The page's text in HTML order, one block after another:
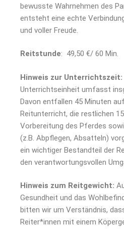
bewusste Wahrnehmen des
entsteht eine echte
und voller Freude.
Reitstunde: 49,50 €/ 60 Min.
Hinweis zur Unterrichtszeit:
Unterrichtseinheit umfasst
Davon entfallen 45 Minuten
Reitunterricht, die restlichen
Vorbereitung des Pferdes
(z.B. Abpflegen, Absatteln)
ein wichtiger Bestandteil der
den verantwortungsvollen
Hinweis zum Reitgewicht:
Gesundheit und das
bitten wir um Verständnis,
Reiter*innen mit einem